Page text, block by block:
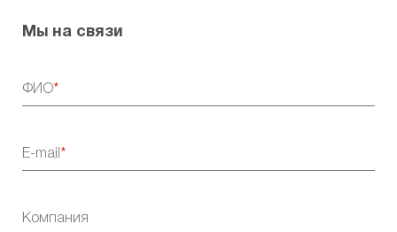
Мы на связи
ФИО
E-mail
Компания